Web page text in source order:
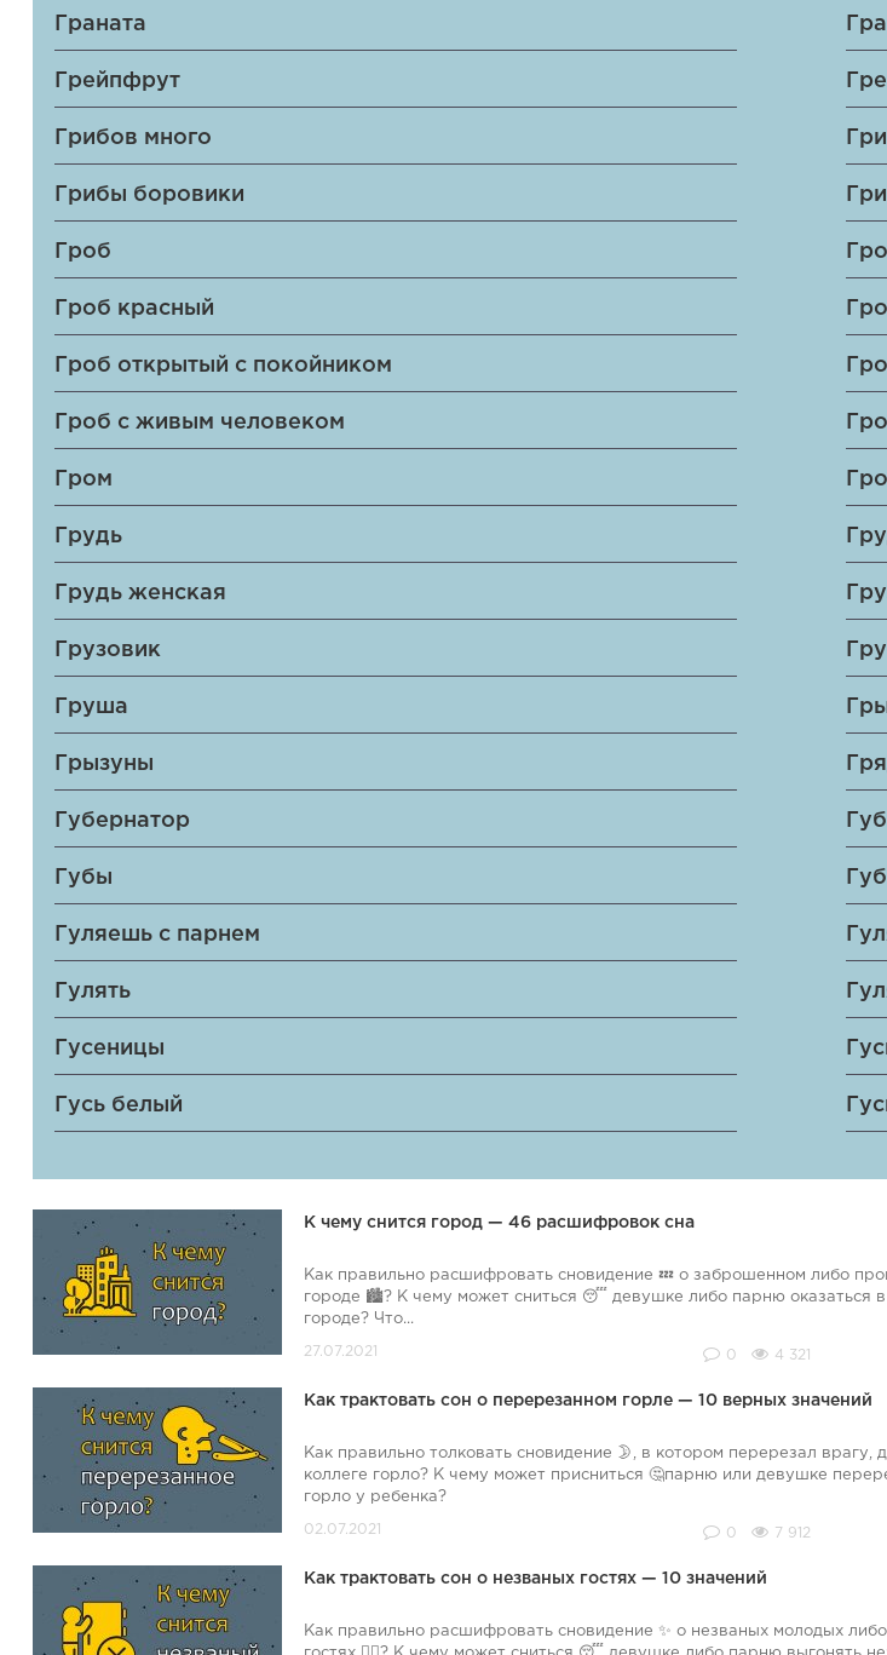
Граната
Грейпфрут
Грибов много
Грибы боровики
Гроб
Гроб красный
Гроб открытый с покойником
Гроб с живым человеком
Гром
Грудь
Грудь женская
Грузовик
Груша
Грызуны
Губернатор
Губы
Гуляешь с парнем
Гулять
Гусеницы
Гусь белый
К чему снится город — 46 расшифровок сна
Как правильно расшифровать сновидение 💤 о заброшенном либо
городе 🏙️? К чему может сниться 😴 девушке либо парню оказаться
городе? Что...
0 4 321
Как трактовать сон о перерезанном горле — 10 верных значений
Как правильно толковать сновидение 🌛, в котором перерезал врагу,
коллеге горло? К чему может присниться 🤔парню или девушке
горло у ребенка?
0 7 912
Как трактовать сон о незваных гостях — 10 значений
Как правильно расшифровать сновидение ✨ о незваных молодых